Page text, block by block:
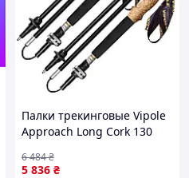
Палки трекинговые Vipole
Approach Long Cork 130
5 836 ₴
6 484₴